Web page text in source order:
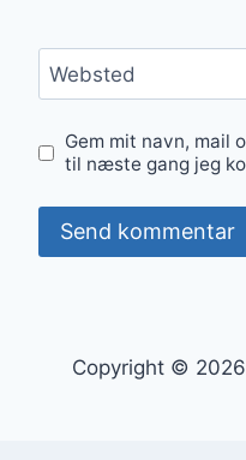
Websted
Gem mit navn, mail
til næste gang jeg
Copyright ©